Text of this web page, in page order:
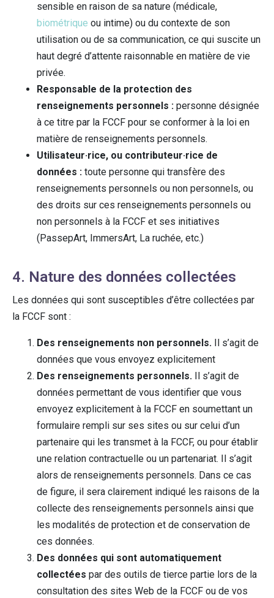
sensible en raison de sa nature (médicale,
biométrique ou intime) ou du contexte de son
utilisation ou de sa communication, ce qui suscite un
haut degré d’attente raisonnable en matière de vie
privée.
Responsable de la protection des
renseignements personnels : personne désignée
à ce titre par la FCCF pour se conformer à la loi en
matière de renseignements personnels.
Utilisateur·rice, ou contributeur·rice de
données : toute personne qui transfère des
renseignements personnels ou non personnels, ou
des droits sur ces renseignements personnels ou
non personnels à la FCCF et ses initiatives
(PassepArt, ImmersArt, La ruchée, etc.)
4. Nature des données collectées
Les données qui sont susceptibles d’être collectées par
la FCCF sont :
Des renseignements non personnels. Il s’agit de
données que vous envoyez explicitement
Des renseignements personnels. Il s’agit de
données permettant de vous identifier que vous
envoyez explicitement à la FCCF en soumettant un
formulaire rempli sur ses sites ou sur celui d’un
partenaire qui les transmet à la FCCF, ou pour établir
une relation contractuelle ou un partenariat. Il s’agit
alors de renseignements personnels. Dans ce cas
de figure, il sera clairement indiqué les raisons de la
collecte des renseignements personnels ainsi que
les modalités de protection et de conservation de
ces données.
Des données qui sont automatiquement
collectées par des outils de tierce partie lors de la
consultation des sites Web de la FCCF ou de vos